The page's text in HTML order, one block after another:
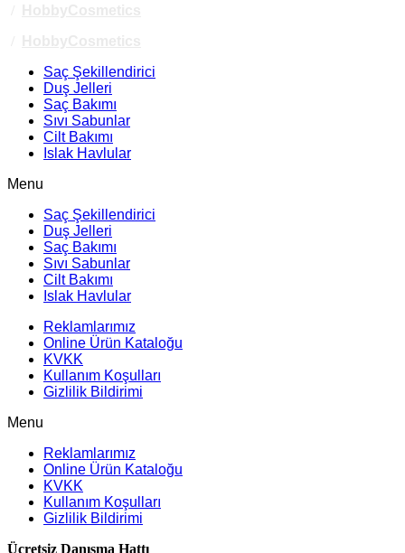
Saç Şekillendirici
Duş Jelleri
Saç Bakımı
Sıvı Sabunlar
Cilt Bakımı
Islak Havlular
Menu
Saç Şekillendirici
Duş Jelleri
Saç Bakımı
Sıvı Sabunlar
Cilt Bakımı
Islak Havlular
Reklamlarımız
Online Ürün Kataloğu
KVKK
Kullanım Koşulları
Gizlilik Bildirimi
Menu
Reklamlarımız
Online Ürün Kataloğu
KVKK
Kullanım Koşulları
Gizlilik Bildirimi
Ücretsiz Danışma Hattı